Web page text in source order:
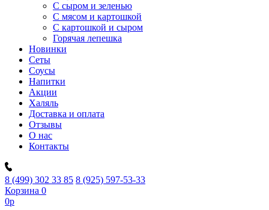
С сыром и зеленью
С мясом и картошкой
С картошкой и сыром
Горячая лепешка
Новинки
Сеты
Соусы
Напитки
Акции
Халяль
Доставка и оплата
Отзывы
О нас
Контакты
8 (499) 302 33 85 8 (925) 597-53-33
Корзина 0
0р